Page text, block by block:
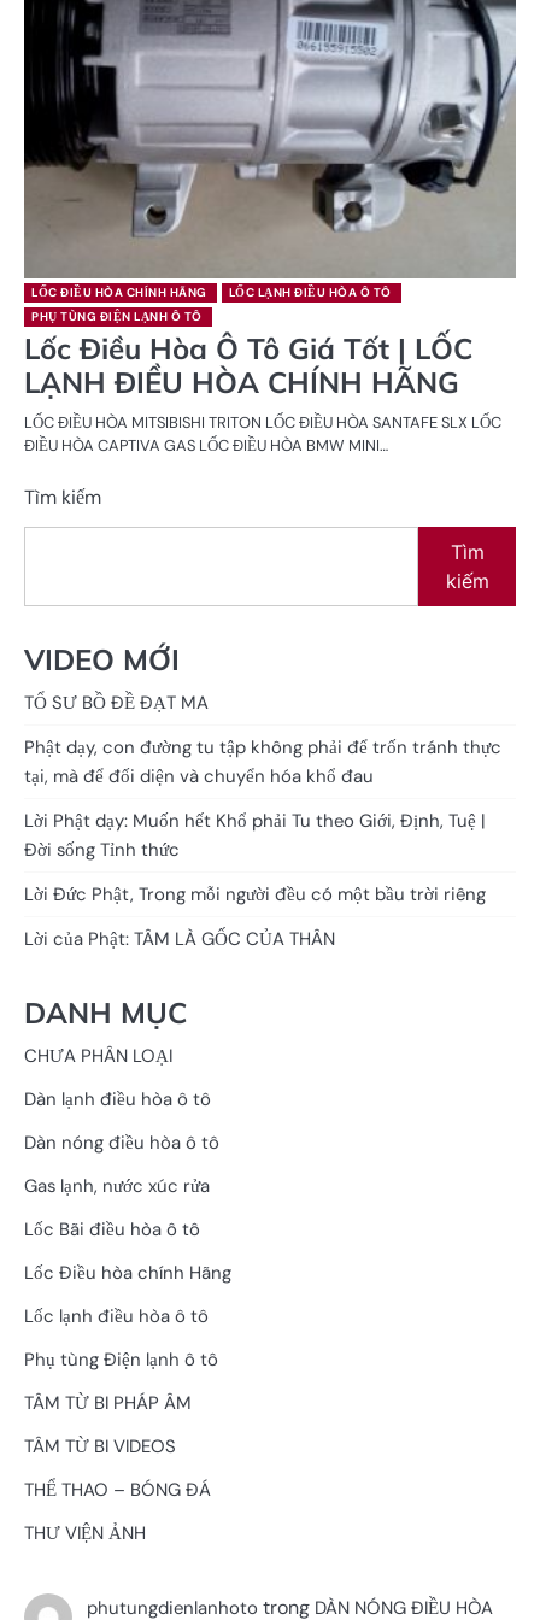
LỐC ĐIỀU HÒA CHÍNH HÃNG
LỐC LẠNH ĐIỀU HÒA Ô TÔ
PHỤ TÙNG ĐIỆN LẠNH Ô TÔ
Lốc Điều Hòa Ô Tô Giá Tốt | LỐC
LẠNH ĐIỀU HÒA CHÍNH HÃNG
LỐC ĐIỀU HÒA MITSIBISHI TRITON LỐC ĐIỀU HÒA SANTAFE SLX LỐC
ĐIỀU HÒA CAPTIVA GAS LỐC ĐIỀU HÒA BMW MINI…
Tìm kiếm
Tìm
kiếm
VIDEO MỚI
TỔ SƯ BỒ ĐỀ ĐẠT MA
Phật dạy, con đường tu tập không phải để trốn tránh thực
tại, mà để đối diện và chuyển hóa khổ đau
Lời Phật dạy: Muốn hết Khổ phải Tu theo Giới, Định, Tuệ |
Đời sống Tỉnh thức
Lời Đức Phật, Trong mỗi người đều có một bầu trời riêng
Lời của Phật: TÂM LÀ GỐC CỦA THÂN
DANH MỤC
CHƯA PHÂN LOẠI
Dàn lạnh điều hòa ô tô
Dàn nóng điều hòa ô tô
Gas lạnh, nước xúc rửa
Lốc Bãi điều hòa ô tô
Lốc Điều hòa chính Hãng
Lốc lạnh điều hòa ô tô
Phụ tùng Điện lạnh ô tô
TÂM TỪ BI PHÁP ÂM
TÂM TỪ BI VIDEOS
THỂ THAO – BÓNG ĐÁ
THƯ VIỆN ẢNH
phutungdienlanhoto trong DÀN NÓNG ĐIỀU HÒA